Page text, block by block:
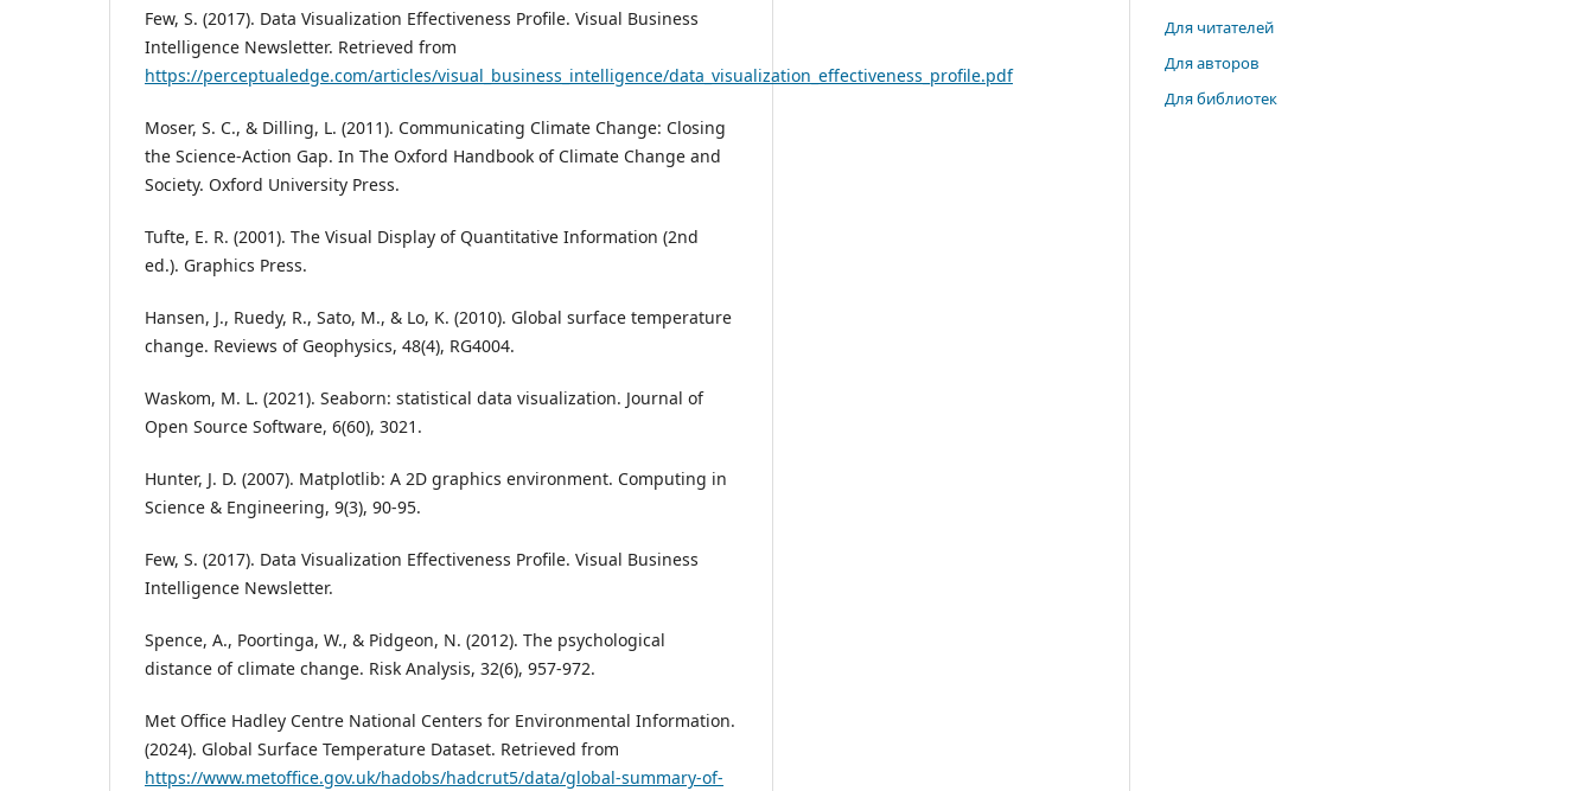
Few, S. (2017). Data Visualization Effectiveness Profile. Visual Business
Intelligence Newsletter. Retrieved from
https://perceptualedge.com/articles/visual_business_intelligence/data_visualization_effectiveness_profile.pdf
Moser, S. C., & Dilling, L. (2011). Communicating Climate Change: Closing
the Science-Action Gap. In The Oxford Handbook of Climate Change and
Society. Oxford University Press.
Tufte, E. R. (2001). The Visual Display of Quantitative Information (2nd
ed.). Graphics Press.
Hansen, J., Ruedy, R., Sato, M., & Lo, K. (2010). Global surface temperature
change. Reviews of Geophysics, 48(4), RG4004.
Waskom, M. L. (2021). Seaborn: statistical data visualization. Journal of
Open Source Software, 6(60), 3021.
Hunter, J. D. (2007). Matplotlib: A 2D graphics environment. Computing in
Science & Engineering, 9(3), 90-95.
Few, S. (2017). Data Visualization Effectiveness Profile. Visual Business
Intelligence Newsletter.
Spence, A., Poortinga, W., & Pidgeon, N. (2012). The psychological
distance of climate change. Risk Analysis, 32(6), 957-972.
Met Office Hadley Centre National Centers for Environmental Information.
(2024). Global Surface Temperature Dataset. Retrieved from
https://www.metoffice.gov.uk/hadobs/hadcrut5/data/global-summary-of-
Для читателей
Для авторов
Для библиотек